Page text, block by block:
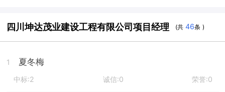
四川坤达茂业建设工程有限公司项目经理 (共46条 )
1 夏冬梅
中标:2 诚信:0 荣誉:0